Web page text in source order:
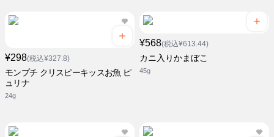
¥298(税込¥327.8)
モンプチ クリスピーキッスお魚 ピ
ュリナ
24g
¥568(税込¥613.44)
カニ入りかまぼこ
45g